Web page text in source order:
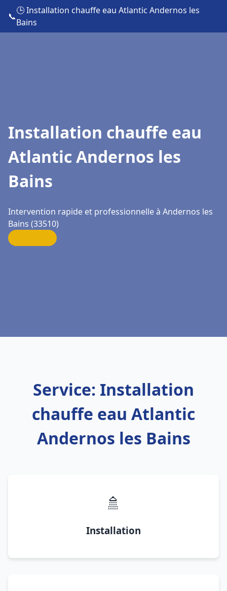
📞
🕒 Installation chauffe eau Atlantic Andernos les
Bains
Installation chauffe eau
Atlantic Andernos les
Bains
Intervention rapide et professionnelle à Andernos les
Bains (33510)
Service: Installation
chauffe eau Atlantic
Andernos les Bains
🚿
Installation